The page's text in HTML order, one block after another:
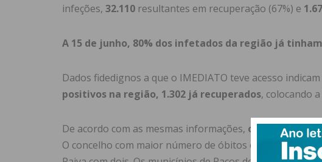
infeções, 32.110 resultantes em recuperação (67%) e
A 15 de junho, 80% dos infetados da região já
Dados fidedignos a que o IMEDIATO teve acesso
positivos na região, 1.302 já recuperados, colocando
De acordo com as mesmas informações, ocorreram 34
O concelho com maior número de óbitos é Paredes, com